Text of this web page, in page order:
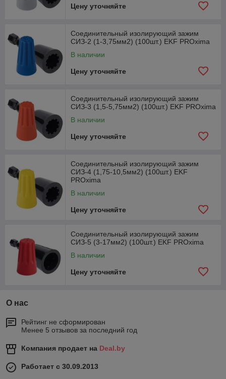
Цену уточняйте
Соединительный изолирующий зажим
СИЗ-2 (1-3,75мм2) (100шт.) EKF PROxima
В наличии
Цену уточняйте
Соединительный изолирующий зажим
СИЗ-3 (1,5-5,75мм2) (100шт.) EKF PROxima
В наличии
Цену уточняйте
Соединительный изолирующий зажим
СИЗ-4 (1,75-10,5мм2) (100шт.) EKF
PROxima
В наличии
Цену уточняйте
Соединительный изолирующий зажим
СИЗ-5 (3-17мм2) (100шт.) EKF PROxima
В наличии
Цену уточняйте
О нас
Рейтинг не сформирован
Менее 5 отзывов за последний год
Компания продает на Deal.by
Работает с 30.09.2013